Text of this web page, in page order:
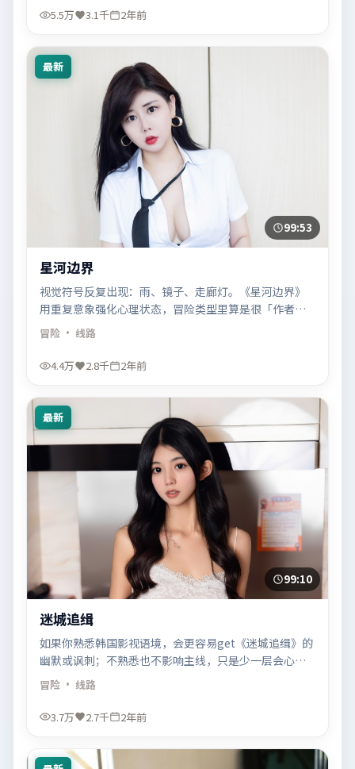
5.5万 3.1千 2年前
最新
99:53
星河边界
视觉符号反复出现：雨、镜子、走廊灯。《星河边界》
用重复意象强化心理状态，冒险类型里算是很「作者
味」的一卦。
冒险 · 线路
4.4万 2.8千 2年前
最新
99:10
迷城追缉
如果你熟悉韩国影视语境，会更容易get《迷城追缉》的
幽默或讽刺；不熟悉也不影响主线，只是少一层会心一
笑。
冒险 · 线路
3.7万 2.7千 2年前